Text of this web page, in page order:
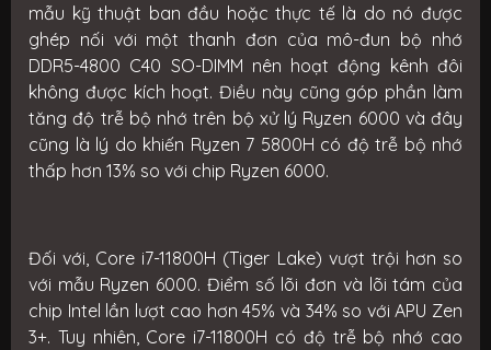
mẫu kỹ thuật ban đầu hoặc thực tế là do nó được
ghép nối với một thanh đơn của mô-đun bộ nhớ
DDR5-4800 C40 SO-DIMM nên hoạt động kênh đôi
không được kích hoạt. Điều này cũng góp phần làm
tăng độ trễ bộ nhớ trên bộ xử lý Ryzen 6000 và đây
cũng là lý do khiến Ryzen 7 5800H có độ trễ bộ nhớ
thấp hơn 13% so với chip Ryzen 6000.
Đối với, Core i7-11800H (Tiger Lake) vượt trội hơn so
với mẫu Ryzen 6000. Điểm số lõi đơn và lõi tám của
chip Intel lần lượt cao hơn 45% và 34% so với APU Zen
3+. Tuy nhiên, Core i7-11800H có độ trễ bộ nhớ cao